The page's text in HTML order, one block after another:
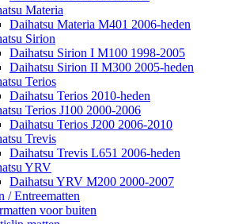
Materia
Daihatsu Materia M401 2006-heden
Sirion
Daihatsu Sirion I M100 1998-2005
Daihatsu Sirion II M300 2005-heden
Terios
Daihatsu Terios 2010-heden
Terios J100 2000-2006
Daihatsu Terios J200 2006-2010
Trevis
Daihatsu Trevis L651 2006-heden
YRV
Daihatsu YRV M200 2000-2007
/ Entreematten
voor buiten